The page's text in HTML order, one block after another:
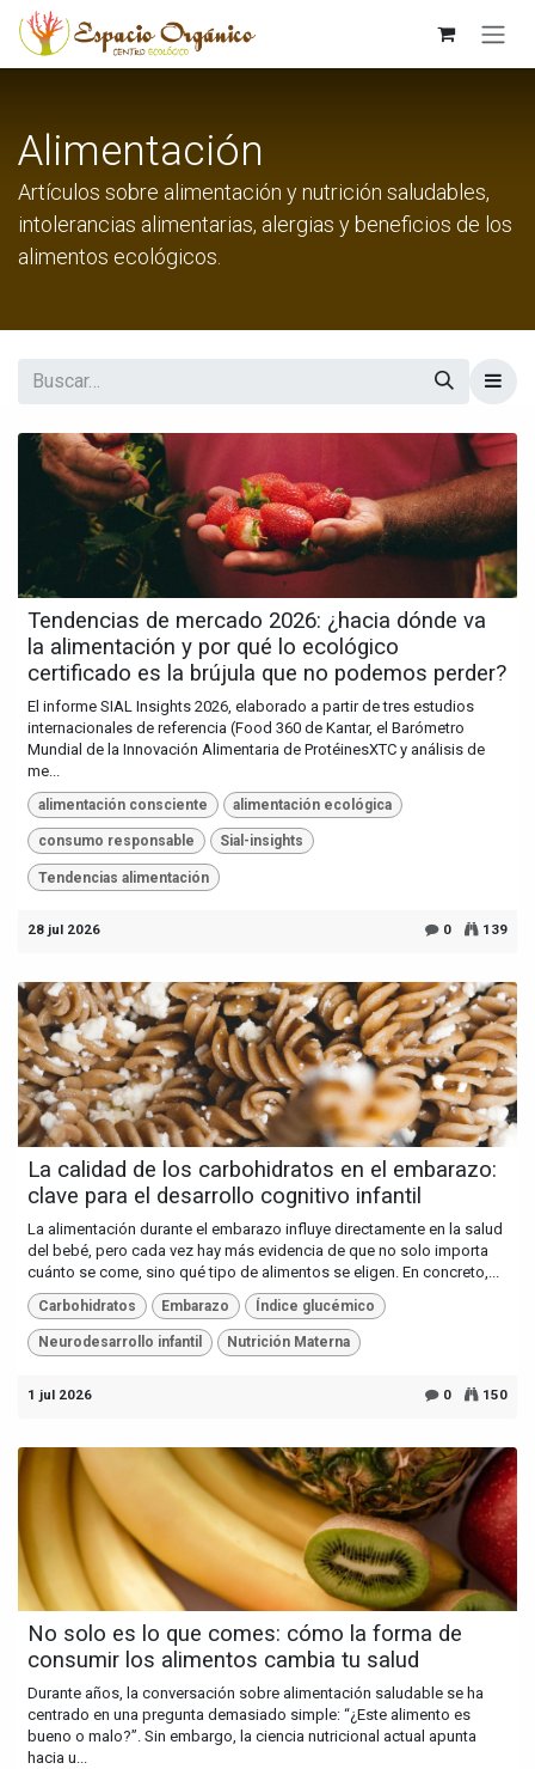
Ir al contenido
Alimentación
Artículos sobre alimentación y nutrición saludables,
intolerancias alimentarias, alergias y beneficios de los
alimentos ecológicos.
Tendencias de mercado 2026: ¿hacia dónde va
la alimentación y por qué lo ecológico
certificado es la brújula que no podemos perder?
El informe SIAL Insights 2026, elaborado a partir de tres estudios
internacionales de referencia (Food 360 de Kantar, el Barómetro
Mundial de la Innovación Alimentaria de ProtéinesXTC y análisis de
me...
alimentación consciente alimentación ecológica
consumo responsable Sial-insights
Tendencias alimentación
28 jul 2026 0 139
La calidad de los carbohidratos en el embarazo:
clave para el desarrollo cognitivo infantil
La alimentación durante el embarazo influye directamente en la salud
del bebé, pero cada vez hay más evidencia de que no solo importa
cuánto se come, sino qué tipo de alimentos se eligen. En concreto,...
Carbohidratos Embarazo Índice glucémico
Neurodesarrollo infantil Nutrición Materna
1 jul 2026 0 150
No solo es lo que comes: cómo la forma de
consumir los alimentos cambia tu salud
Durante años, la conversación sobre alimentación saludable se ha
centrado en una pregunta demasiado simple: “¿Este alimento es
bueno o malo?”. Sin embargo, la ciencia nutricional actual apunta
hacia u...